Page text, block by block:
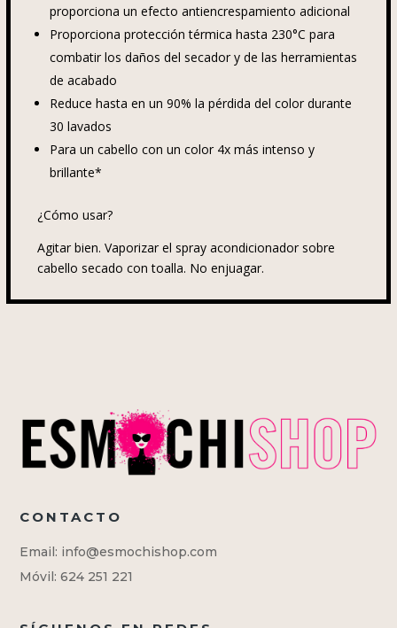
proporciona un efecto antiencrespamiento adicional
Proporciona protección térmica hasta 230°C para
combatir los daños del secador y de las herramientas
de acabado
Reduce hasta en un 90% la pérdida del color durante
30 lavados
Para un cabello con un color 4x más intenso y
brillante*
¿Cómo usar?
Agitar bien. Vaporizar el spray acondicionador sobre
cabello secado con toalla. No enjuagar.
CONTACTO
Email: info@esmochishop.com
Móvil: 624 251 221